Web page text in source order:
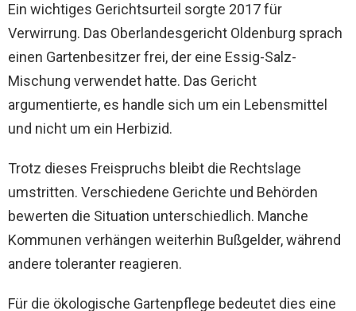
Ein wichtiges Gerichtsurteil sorgte 2017 für
Verwirrung. Das Oberlandesgericht Oldenburg sprach
einen Gartenbesitzer frei, der eine Essig-Salz-
Mischung verwendet hatte. Das Gericht
argumentierte, es handle sich um ein Lebensmittel
und nicht um ein Herbizid.
Trotz dieses Freispruchs bleibt die Rechtslage
umstritten. Verschiedene Gerichte und Behörden
bewerten die Situation unterschiedlich. Manche
Kommunen verhängen weiterhin Bußgelder, während
andere toleranter reagieren.
Für die ökologische Gartenpflege bedeutet dies eine